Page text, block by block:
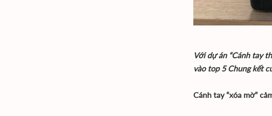
Với dự án “Cánh tay
vào top 5 Chung kết
Cánh tay “xóa mờ”